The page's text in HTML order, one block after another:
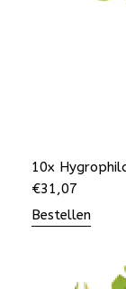
10x
€31,07
Bestellen